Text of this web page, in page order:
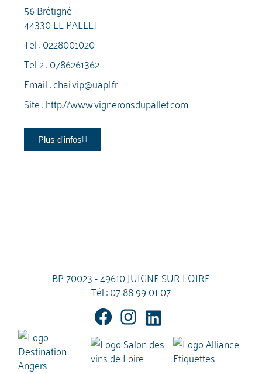
56 Brétigné
44330 LE PALLET
Tel :0228001020
Tel 2 :0786261362
Email :chai.vip@uapl.fr
Site :http://www.vigneronsdupallet.com
Plus d'infos
BP 70023 - 49610 JUIGNE SUR LOIRE
Tél :07 88 99 01 07